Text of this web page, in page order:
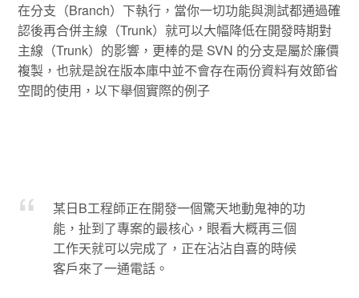
在分支（Branch）下執行，當你一切功能與測試都通過確
認後再合併主線（Trunk）就可以大幅降低在開發時期對
主線（Trunk）的影響，更棒的是 SVN 的分支是屬於廉價
複製，也就是說在版本庫中並不會存在兩份資料有效節省
空間的使用，以下舉個實際的例子
某日B工程師正在開發一個驚天地動鬼神的功
能，扯到了專案的最核心，眼看大概再三個
工作天就可以完成了，正在沾沾自喜的時候
客戶來了一通電話。